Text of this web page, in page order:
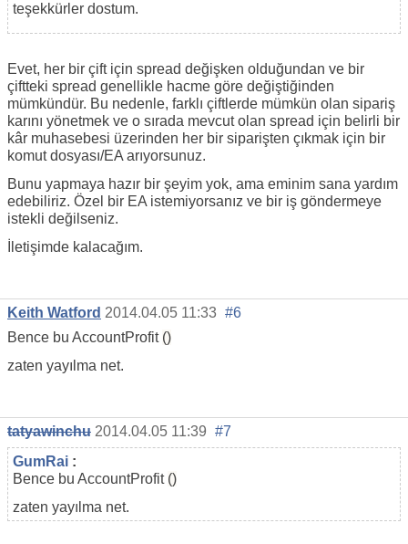
teşekkürler dostum.
Evet, her bir çift için spread değişken olduğundan ve bir
çiftteki spread genellikle hacme göre değiştiğinden
mümkündür. Bu nedenle, farklı çiftlerde mümkün olan sipariş
karını yönetmek ve o sırada mevcut olan spread için belirli bir
kâr muhasebesi üzerinden her bir siparişten çıkmak için bir
komut dosyası/EA arıyorsunuz.
Bunu yapmaya hazır bir şeyim yok, ama eminim sana yardım
edebiliriz. Özel bir EA istemiyorsanız ve bir iş göndermeye
istekli değilseniz.
İletişimde kalacağım.
Keith Watford 2014.04.05 11:33 #6
Bence bu AccountProfit ()
zaten yayılma net.
tatyawinchu 2014.04.05 11:39 #7
GumRai :
Bence bu AccountProfit ()
zaten yayılma net.